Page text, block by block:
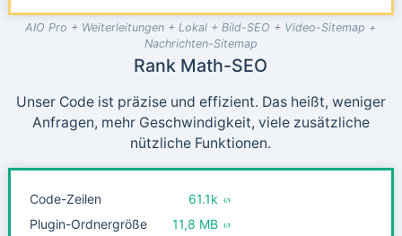
AIO Pro + Weiterleitungen + Lokal + Bild-SEO + Video-Sitemap +
Nachrichten-Sitemap
Rank Math-SEO
Unser Code ist präzise und effizient. Das heißt, weniger
Anfragen, mehr Geschwindigkeit, viele zusätzliche
nützliche Funktionen.
Code-Zeilen
61.1k
Plugin-Ordnergröße
11,8 MB